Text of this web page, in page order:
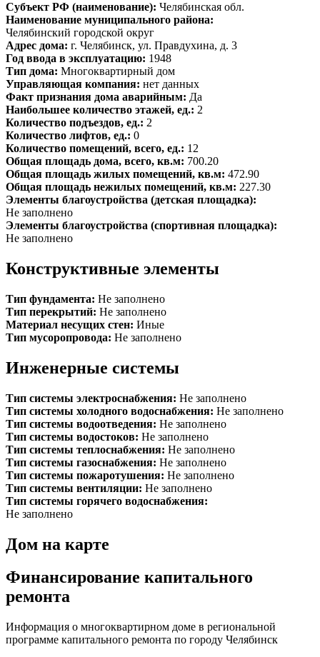
Субъект РФ (наименование): Челябинская обл.
Наименование муниципального района:
Челябинский городской округ
Адрес дома: г. Челябинск, ул. Правдухина, д. 3
Год ввода в эксплуатацию: 1948
Тип дома: Многоквартирный дом
Управляющая компания: нет данных
Факт признания дома аварийным: Да
Наибольшее количество этажей, ед.: 2
Количество подъездов, ед.: 2
Количество лифтов, ед.: 0
Количество помещений, всего, ед.: 12
Общая площадь дома, всего, кв.м: 700.20
Общая площадь жилых помещений, кв.м: 472.90
Общая площадь нежилых помещений, кв.м: 227.30
Элементы благоустройства (детская площадка):
Не заполнено
Элементы благоустройства (спортивная площадка):
Не заполнено
Конструктивные элементы
Тип фундамента: Не заполнено
Тип перекрытий: Не заполнено
Материал несущих стен: Иные
Тип мусоропровода: Не заполнено
Инженерные системы
Тип системы электроснабжения: Не заполнено
Тип системы холодного водоснабжения: Не заполнено
Тип системы водоотведения: Не заполнено
Тип системы водостоков: Не заполнено
Тип системы теплоснабжения: Не заполнено
Тип системы газоснабжения: Не заполнено
Тип системы пожаротушения: Не заполнено
Тип системы вентиляции: Не заполнено
Тип системы горячего водоснабжения:
Не заполнено
Дом на карте
Финансирование капитального
ремонта
Информация о многоквартирном доме в региональной
программе капитального ремонта по городу Челябинск